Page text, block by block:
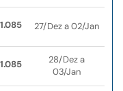
27/Dez a 02/Jan
28/Dez a
03/Jan